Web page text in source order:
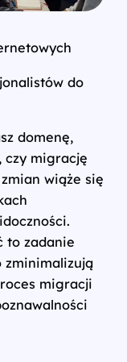
do
domenę,
czy migrację
wiąże się
to zadanie
zminimalizują
migracji